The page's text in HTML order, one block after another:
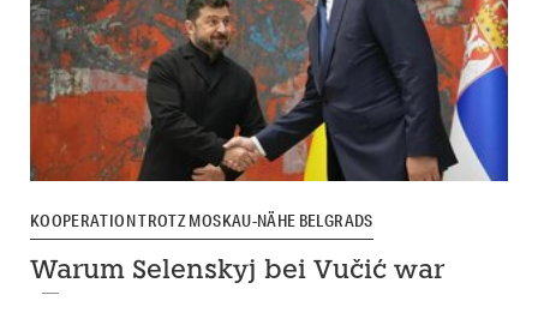
KOOPERATION TROTZ MOSKAU-NÄHE BELGRADS
Warum Selenskyj bei Vučić war